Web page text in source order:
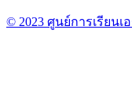
© 2023 ศูนย์การเรียนเ